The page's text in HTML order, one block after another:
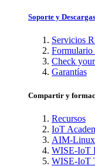
Soporte y Descargas
Servicios
Formulario
Check
Garantías
Compartir y
Recursos
IoT
AIM-
WISE-IoT
WISE-IoT